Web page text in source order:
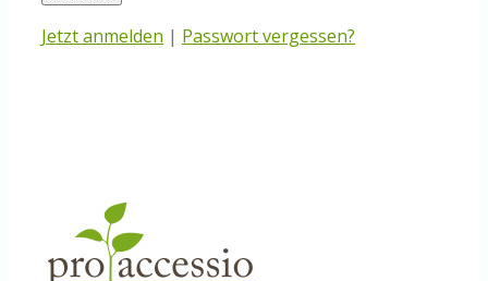
Jetzt anmelden | Passwort vergessen?